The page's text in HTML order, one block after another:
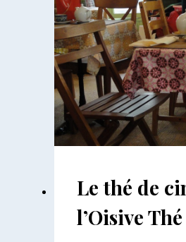
|
ROSE
BAR
-
RESTAURANTS
Le thé de
l’Oisive Thé